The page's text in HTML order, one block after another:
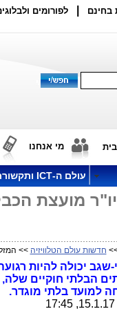
בחינם לפורומים
מי אנחנו
עולם ה-ICT ותקשורת
מועצת
חדשות עולם הטלוויזיה >>
שגב יכולה להיות
הבלתי חוקיים שלה,
למועד בלתי מוגדר.
15.1.17, 17:45